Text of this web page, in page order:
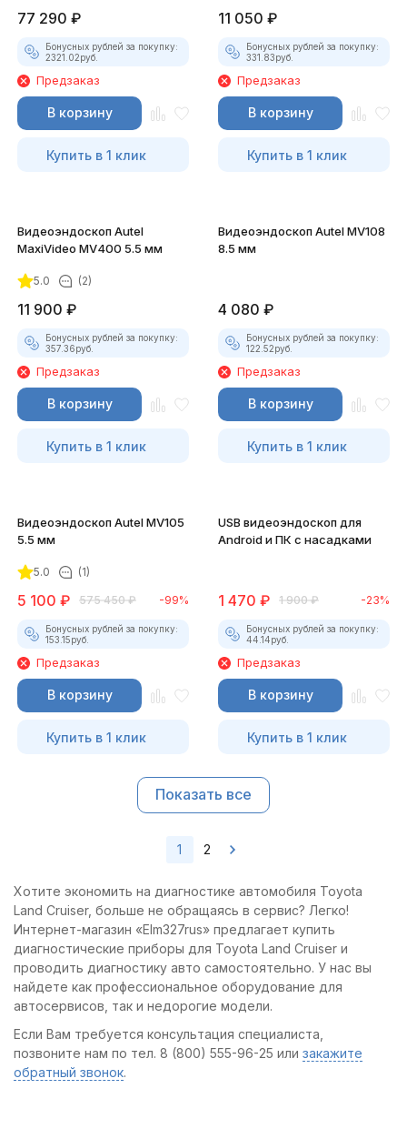
77 290 ₽
Бонусных рублей за покупку:
2321.02руб.
Предзаказ
В корзину
Купить в 1 клик
11 050 ₽
Бонусных рублей за покупку:
331.83руб.
Предзаказ
В корзину
Купить в 1 клик
Видеоэндоскоп Autel
MaxiVideo MV400 5.5 мм
5.0 (2)
11 900 ₽
Бонусных рублей за покупку:
357.36руб.
Предзаказ
В корзину
Купить в 1 клик
Видеоэндоскоп Autel MV108
8.5 мм
4 080 ₽
Бонусных рублей за покупку:
122.52руб.
Предзаказ
В корзину
Купить в 1 клик
Видеоэндоскоп Autel MV105
5.5 мм
5.0 (1)
5 100 ₽ 575 450 ₽ -99%
Бонусных рублей за покупку:
153.15руб.
Предзаказ
В корзину
Купить в 1 клик
USB видеоэндоскоп для
Android и ПК с насадками
1 470 ₽ 1 900 ₽ -23%
Бонусных рублей за покупку:
44.14руб.
Предзаказ
В корзину
Купить в 1 клик
Показать все
1 2
Хотите экономить на диагностике автомобиля Toyota
Land Cruiser, больше не обращаясь в сервис? Легко!
Интернет-магазин «Elm327rus» предлагает купить
диагностические приборы для Toyota Land Cruiser и
проводить диагностику авто самостоятельно. У нас вы
найдете как профессиональное оборудование для
автосервисов, так и недорогие модели.
Если Вам требуется консультация специалиста,
позвоните нам по тел. 8 (800) 555-96-25 или закажите
обратный звонок.